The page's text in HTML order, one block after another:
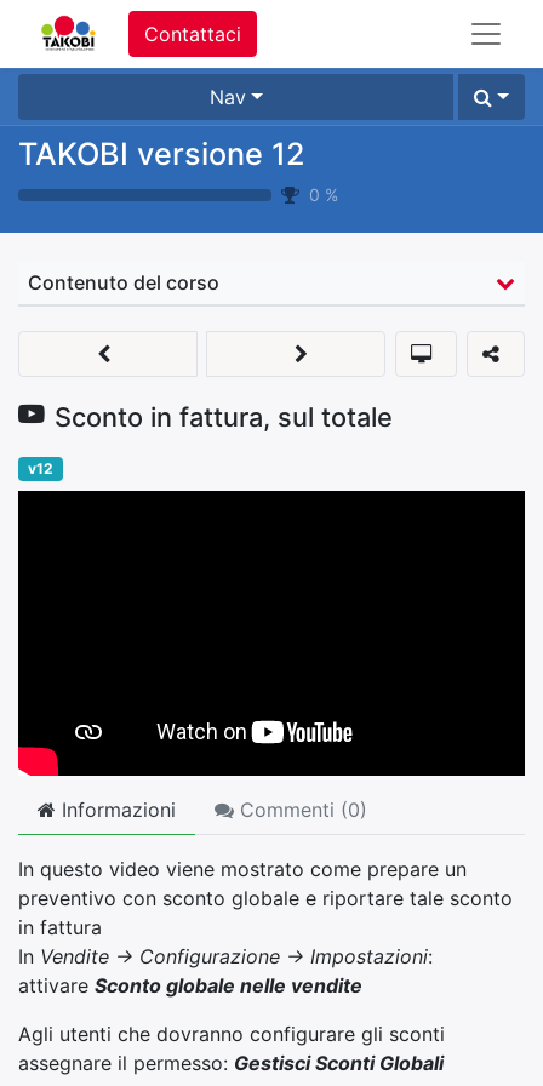
Contattaci
Nav
TAKOBI versione 12
0 %
Contenuto del corso
Sconto in fattura, sul totale
v12
Informazioni Commenti (0)
In questo video viene mostrato come prepare un
preventivo con sconto globale e riportare tale sconto
in fattura
In Vendite -> Configurazione -> Impostazioni:
attivare Sconto globale nelle vendite
Agli utenti che dovranno configurare gli sconti
assegnare il permesso: Gestisci Sconti Globali